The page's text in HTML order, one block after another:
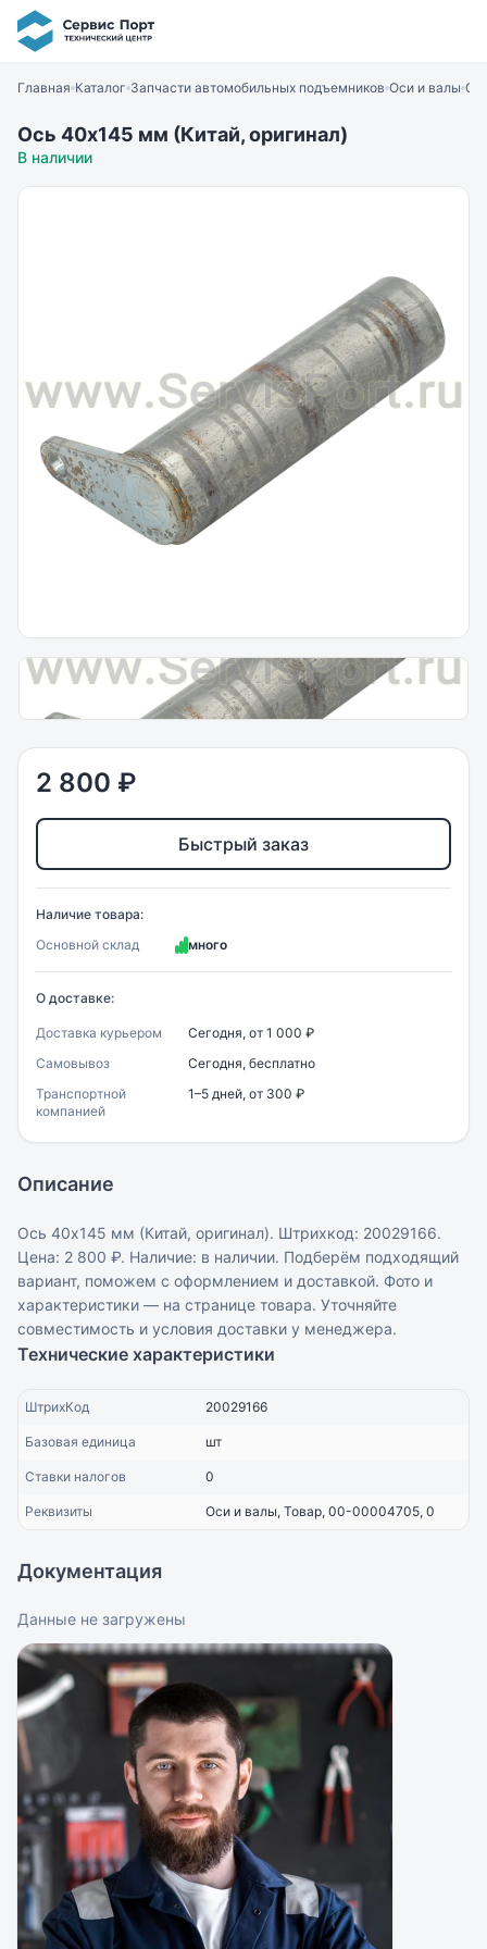
Главная Каталог Запчасти автомобильных подъемников Оси и валы
Ось 40х145 мм (Китай, оригинал)
В наличии
2 800 ₽
Быстрый заказ
Наличие товара:
Основной склад
много
О доставке:
Доставка курьером
Сегодня, от 1 000 ₽
Самовывоз
Сегодня, бесплатно
Транспортной
компанией
1–5 дней, от 300 ₽
Описание
Ось 40х145 мм (Китай, оригинал). Штрихкод: 20029166.
Цена: 2 800 ₽. Наличие: в наличии. Подберём подходящий
вариант, поможем с оформлением и доставкой. Фото и
характеристики — на странице товара. Уточняйте
совместимость и условия доставки у менеджера.
Технические характеристики
ШтрихКод 20029166
Базовая единица шт
Ставки налогов 0
Реквизиты Оси и валы, Товар, 00-00004705, 0
Документация
Данные не загружены